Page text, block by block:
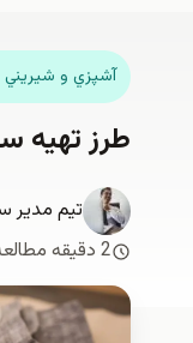
آشپزي و
طرز تهیه
تیم مدیر
2 دقیقه مطالعه